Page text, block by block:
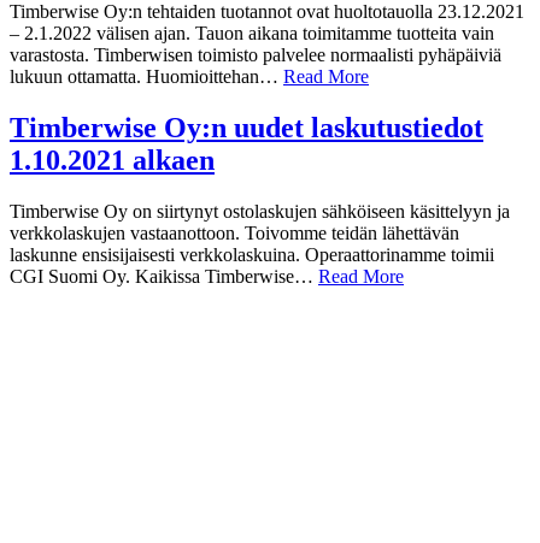
Timberwise Oy:n tehtaiden tuotannot ovat huoltotauolla 23.12.2021
– 2.1.2022 välisen ajan. Tauon aikana toimitamme tuotteita vain
varastosta. Timberwisen toimisto palvelee normaalisti pyhäpäiviä
lukuun ottamatta. Huomioittehan… Read More
Timberwise Oy:n uudet laskutustiedot
1.10.2021 alkaen
Timberwise Oy on siirtynyt ostolaskujen sähköiseen käsittelyyn ja
verkkolaskujen vastaanottoon. Toivomme teidän lähettävän
laskunne ensisijaisesti verkkolaskuina. Operaattorinamme toimii
CGI Suomi Oy. Kaikissa Timberwise… Read More